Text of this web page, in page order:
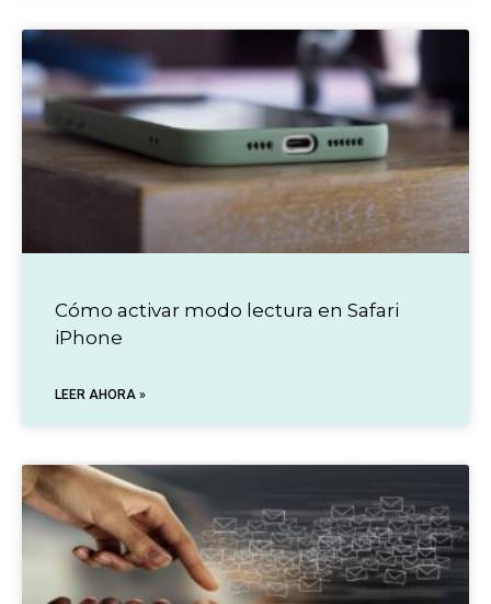
Cómo activar modo lectura en Safari
iPhone
LEER AHORA »